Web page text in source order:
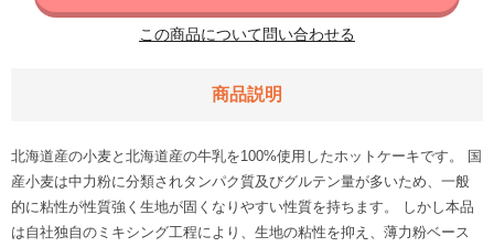
この商品について問い合わせる
商品説明
北海道産の小麦と北海道産の牛乳を100%使用したホットケーキです。 国
産小麦は中力粉に分類されタンパク質及びグルテン量が多いため、一般
的に粘性が性質強く生地が固くなりやすい性質を持ちます。 しかし本品
は自社独自のミキシング工程により、生地の粘性を抑え、薄力粉ベース